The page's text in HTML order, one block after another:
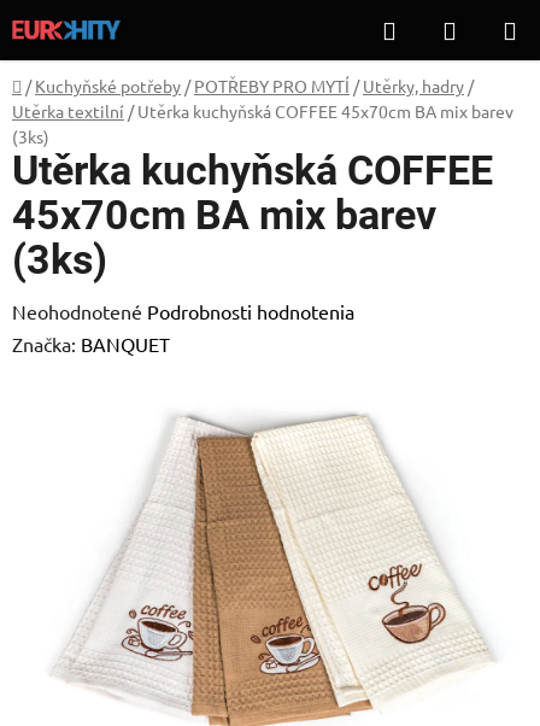
na
obsah
Hľadať
KOŠÍK
Domov
/ Kuchyňské potřeby / POTŘEBY PRO MYTÍ / Utěrky, hadry /
Utěrka textilní / Utěrka kuchyňská COFFEE 45x70cm BA mix barev
(3ks)
Utěrka kuchyňská COFFEE
45x70cm BA mix barev
(3ks)
Priemerné
hodnotenie
Neohodnotené Podrobnosti hodnotenia
Značka: BANQUET